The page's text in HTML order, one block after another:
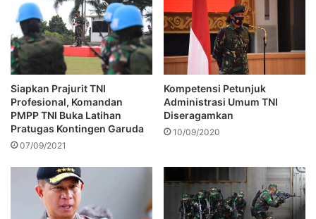
Siapkan Prajurit TNI
Profesional, Komandan
PMPP TNI Buka Latihan
Pratugas Kontingen Garuda
07/09/2021
Kompetensi Petunjuk
Administrasi Umum TNI
Diseragamkan
10/09/2020